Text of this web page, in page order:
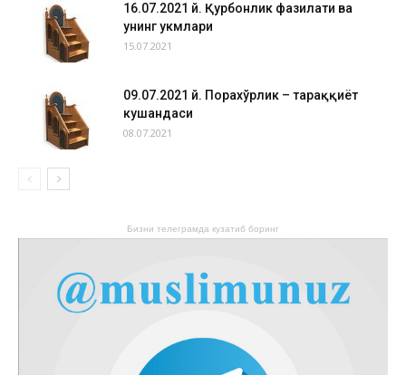
16.07.2021 й. Қурбонлик фазилати ва
унинг ҳукмлари
15.07.2021
09.07.2021 й. Порахўрлик – тараққиёт
кушандаси
08.07.2021
Бизни телеграмда кузатиб боринг